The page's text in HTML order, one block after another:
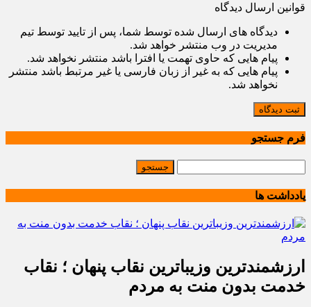
قوانین ارسال دیدگاه
دیدگاه های ارسال شده توسط شما، پس از تایید توسط تیم
مدیریت در وب منتشر خواهد شد.
پیام هایی که حاوی تهمت یا افترا باشد منتشر نخواهد شد.
پیام هایی که به غیر از زبان فارسی یا غیر مرتبط باشد منتشر
نخواهد شد.
ثبت دیدگاه
فرم جستجو
یادداشت ها
ارزشمندترین وزیباترین نقاب پنهان ؛ نقاب
خدمت بدون منت به مردم